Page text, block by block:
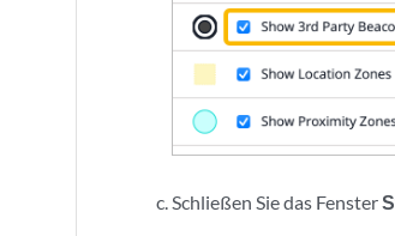
Schließen Sie das Fenster